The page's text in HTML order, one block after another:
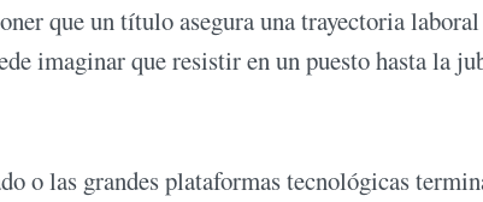
que un título asegura una trayectoria
imaginar que resistir en un puesto hasta la
o las grandes plataformas tecnológicas